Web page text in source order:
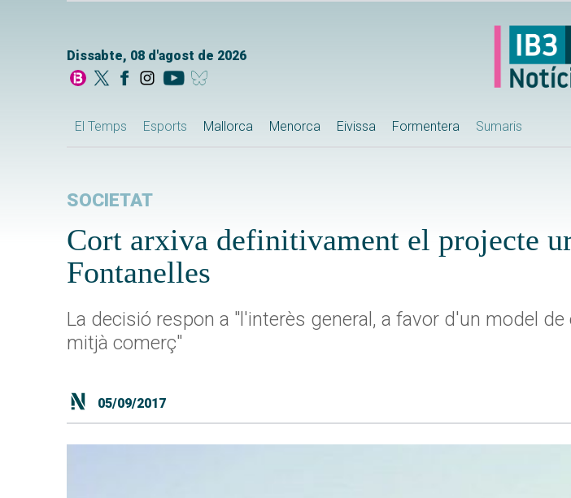
Dissabte, 08 d'agost de 2026
El Temps Esports Mallorca Menorca Eivissa Formentera Sumaris
SOCIETAT
Cort arxiva definitivament el projecte
Fontanelles
La decisió respon a "l'interès general, a favor d'un model
mitjà comerç"
05/09/2017